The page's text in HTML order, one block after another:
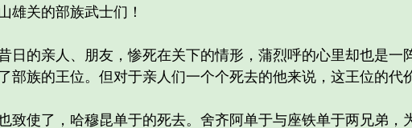
雄关的部族武士们！
的亲人、朋友，惨死在关下的情形，蒲烈呼的心里却也是一
部族的王位。但对于亲人们一个个死去的他来说，这王位的代
使了，哈穆昆单于的死去。舍齐阿单于与座铁单于两兄弟，